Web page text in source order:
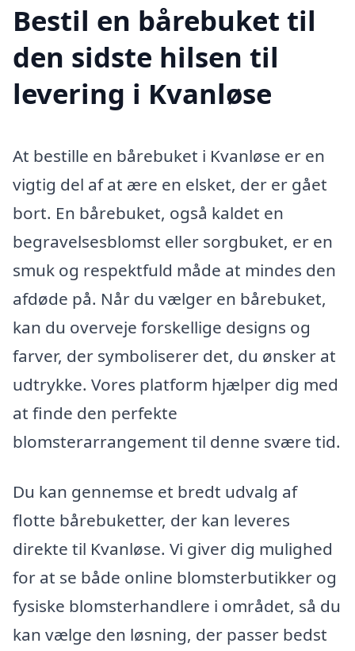
Bestil en bårebuket til
den sidste hilsen til
levering i Kvanløse
At bestille en bårebuket i Kvanløse er en
vigtig del af at ære en elsket, der er gået
bort. En bårebuket, også kaldet en
begravelsesblomst eller sorgbuket, er en
smuk og respektfuld måde at mindes den
afdøde på. Når du vælger en bårebuket,
kan du overveje forskellige designs og
farver, der symboliserer det, du ønsker at
udtrykke. Vores platform hjælper dig med
at finde den perfekte
blomsterarrangement til denne svære tid.
Du kan gennemse et bredt udvalg af
flotte bårebuketter, der kan leveres
direkte til Kvanløse. Vi giver dig mulighed
for at se både online blomsterbutikker og
fysiske blomsterhandlere i området, så du
kan vælge den løsning, der passer bedst